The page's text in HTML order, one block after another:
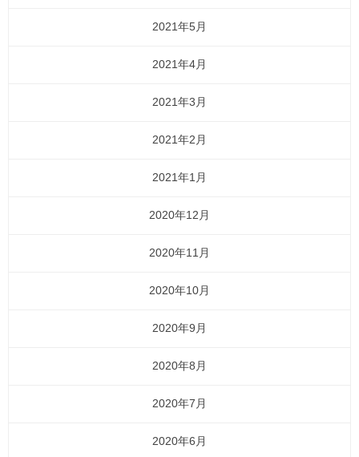
2021年5月
2021年4月
2021年3月
2021年2月
2021年1月
2020年12月
2020年11月
2020年10月
2020年9月
2020年8月
2020年7月
2020年6月